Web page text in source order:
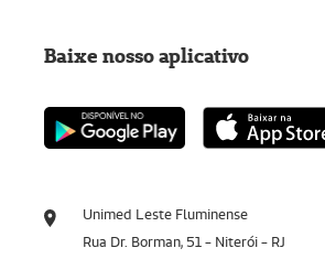
Unimed Leste Fluminense
Rua Dr. Borman, 51 - Niterói - RJ
Baixe nosso aplicativo